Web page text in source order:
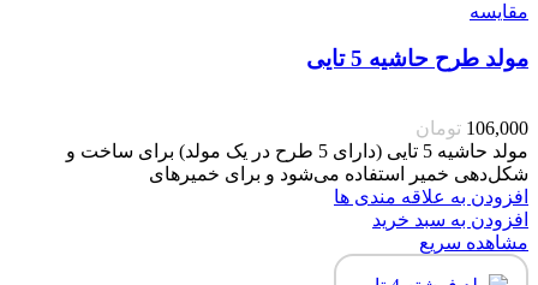
مقایسه
مولد طرح حاشیه 5 تایی
106,000 تومان
مولد حاشیه 5 تایی (دارای 5 طرح در یک مولد) برای ساخت و
شکل‌دهی خمیر استفاده می‌شود و برای خمیرهای
افزودن به علاقه مندی ها
افزودن به سبد خرید
مشاهده سریع